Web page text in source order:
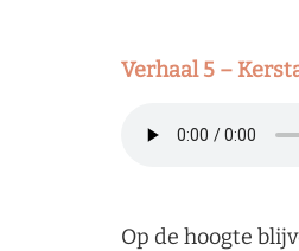
Verhaal 5 –
Op de hoogte